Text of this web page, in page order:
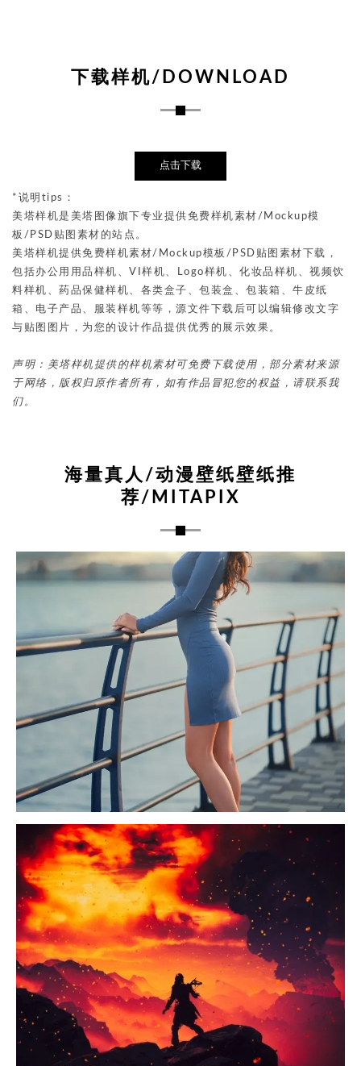
下载样机/DOWNLOAD
点击下载
*说明tips：
美塔样机是美塔图像旗下专业提供免费样机素材/Mockup模
板/PSD贴图素材的站点。
美塔样机提供免费样机素材/Mockup模板/PSD贴图素材下载，
包括办公用用品样机、VI样机、Logo样机、化妆品样机、视频饮
料样机、药品保健样机、各类盒子、包装盒、包装箱、牛皮纸
箱、电子产品、服装样机等等，源文件下载后可以编辑修改文字
与贴图图片，为您的设计作品提供优秀的展示效果。
声明：美塔样机提供的样机素材可免费下载使用，部分素材来源
于网络，版权归原作者所有，如有作品冒犯您的权益，请联系我
们。
海量真人/动漫壁纸壁纸推
荐/MITAPIX